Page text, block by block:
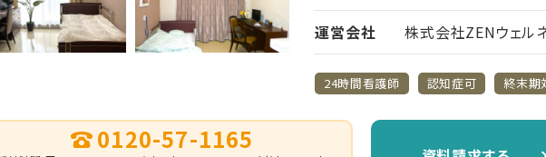
運営会社
株式会社ZENウェル
24時間看護師 認知症可 終末期
0120-57-1165